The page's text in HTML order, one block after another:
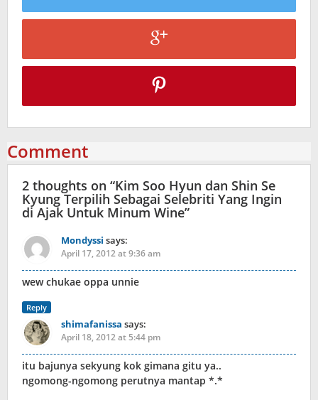
Comment
2 thoughts on “Kim Soo Hyun dan Shin Se
Kyung Terpilih Sebagai Selebriti Yang Ingin
di Ajak Untuk Minum Wine”
Mondyssi says:
April 17, 2012 at 9:36 am
wew chukae oppa unnie
Reply
shimafanissa says:
April 18, 2012 at 5:44 pm
itu bajunya sekyung kok gimana gitu ya..
ngomong-ngomong perutnya mantap *.*